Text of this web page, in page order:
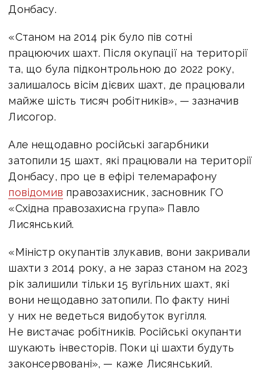
Донбасу.
«Станом на 2014 рік було пів сотні
працюючих шахт. Після окупації на території
та, що була підконтрольною до 2022 року,
залишалось вісім дієвих шахт, де працювали
майже шість тисяч робітників», — зазначив
Лисогор.
Але нещодавно російські загарбники
затопили 15 шахт, які працювали на території
Донбасу, про це в ефірі телемарафону
повідомив правозахисник, засновник ГО
«Східна правозахисна група» Павло
Лисянський.
«Міністр окупантів злукавив, вони закривали
шахти з 2014 року, а не зараз станом на 2023
рік залишили тільки 15 вугільних шахт, які
вони нещодавно затопили. По факту нині
у них не ведеться видобуток вугілля.
Не вистачає робітників. Російські окупанти
шукають інвесторів. Поки ці шахти будуть
законсервовані», — каже Лисянський.